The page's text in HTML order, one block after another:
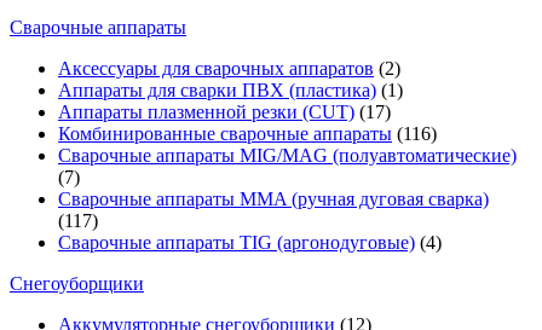
Сварочные аппараты
Аксессуары для сварочных аппаратов (2)
Аппараты для сварки ПВХ (пластика) (1)
Аппараты плазменной резки (CUT) (17)
Комбинированные сварочные аппараты (116)
Сварочные аппараты MIG/MAG (полуавтоматические)
(7)
Сварочные аппараты MMA (ручная дуговая сварка)
(117)
Сварочные аппараты TIG (аргонодуговые) (4)
Снегоуборщики
Аккумуляторные снегоуборщики (12)